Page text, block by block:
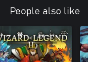
People also like